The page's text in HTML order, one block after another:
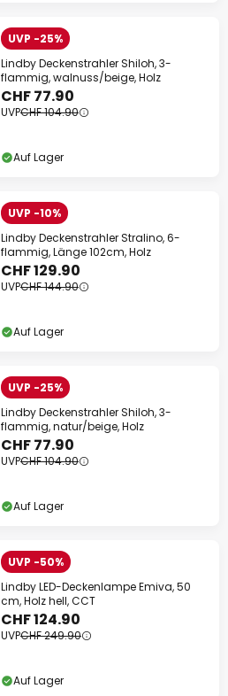
UVP -25%
Lindby Deckenstrahler Shiloh, 3-
flammig, walnuss/beige, Holz
CHF 77.90
UVPCHF 104.90
Auf Lager
UVP -10%
Lindby Deckenstrahler Stralino, 6-
flammig, Länge 102cm, Holz
CHF 129.90
UVPCHF 144.90
Auf Lager
UVP -25%
Lindby Deckenstrahler Shiloh, 3-
flammig, natur/beige, Holz
CHF 77.90
UVPCHF 104.90
Auf Lager
UVP -50%
Lindby LED-Deckenlampe Emiva, 50
cm, Holz hell, CCT
CHF 124.90
UVPCHF 249.90
Auf Lager